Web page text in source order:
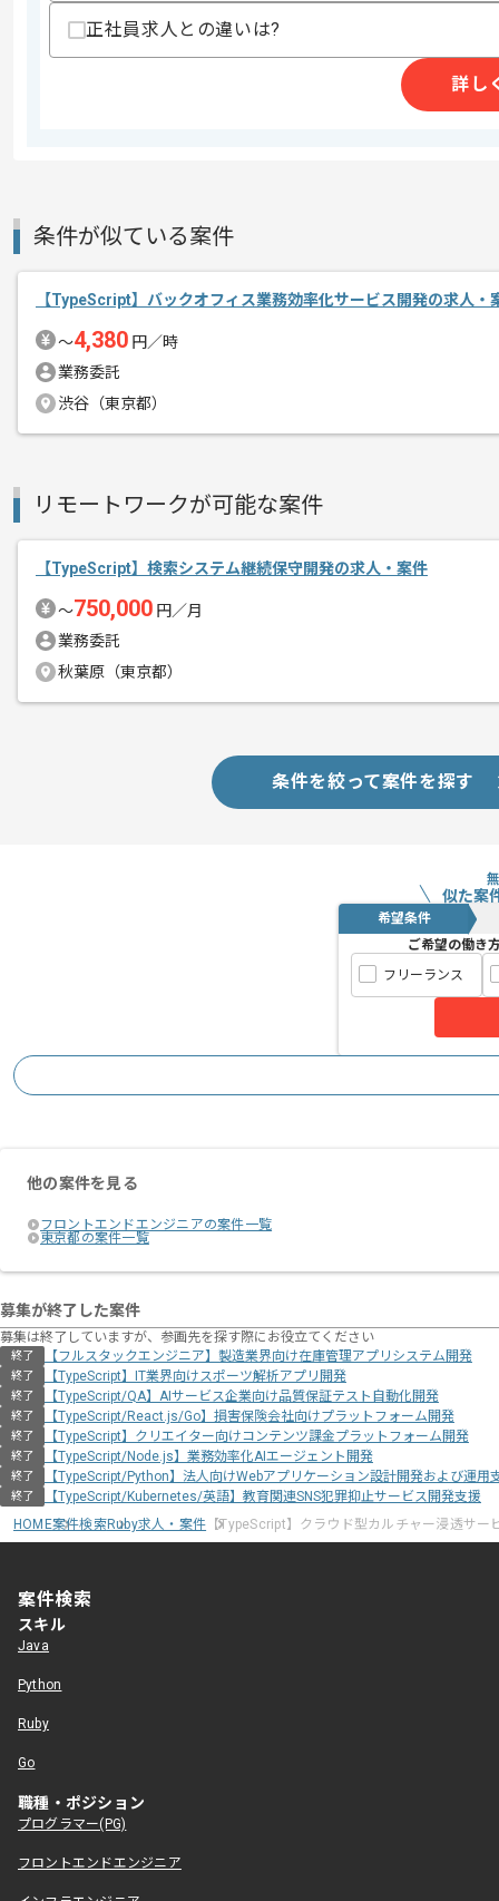
スキルに不安がある方へ
上記に似た経験やスキルをお持ちであれば
支払いサイト
その他募集要項
エージェントからのコ
メント
レバテックでの実績がある企業の案件で
新しいアイディアや技術を積極的に導入
正社員求人との違いは?
詳し
条件が似ている案件
【TypeScript】バックオフィス業務効率化サービス開発の求人・
〜4,380 円／時
業務委託
渋谷（東京都）
リモートワークが可能な案件
【TypeScript】検索システム継続保守開発の求人・案件
〜750,000 円／月
業務委託
秋葉原（東京都）
条件を絞って案件を探す
似た案
希望条件
ご希望の働き
フリーランス
他の案件を見る
フロントエンドエンジニアの案件一覧
東京都の案件一覧
募集が終了した案件
募集は終了していますが、参画先を探す際にお役立てください
終了 【フルスタックエンジニア】製造業界向け在庫管理アプリシステム開発
終了 【TypeScript】IT業界向けスポーツ解析アプリ開発
終了 【TypeScript/QA】AIサービス企業向け品質保証テスト自動化開発
終了 【TypeScript/React.js/Go】損害保険会社向けプラットフォーム開発
終了 【TypeScript】クリエイター向けコンテンツ課金プラットフォーム開発
終了 【TypeScript/Node.js】業務効率化AIエージェント開発
終了 【TypeScript/Python】法人向けWebアプリケーション設計開発および運用
終了
【TypeScript/Kubernetes/英語】教育関連SNS犯罪抑止サービス開発支援
HOME案件検索Ruby求人・案件 【TypeScript】クラウド型カルチャー浸透サー
案件検索
スキル
Java
Python
Ruby
Go
職種・ポジション
プログラマー(PG)
フロントエンドエンジニア